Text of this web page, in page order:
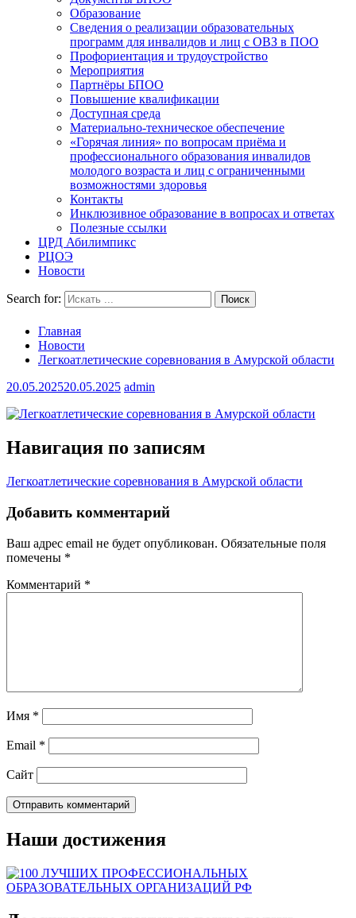
Образование
Сведения о реализации образовательных
программ для инвалидов и лиц с ОВЗ в ПОО
Профориентация и трудоустройство
Мероприятия
Партнёры БПОО
Повышение квалификации
Доступная среда
Материально-техническое обеспечение
«Горячая линия» по вопросам приёма и
профессионального образования инвалидов
молодого возраста и лиц с ограниченными
возможностями здоровья
Контакты
Инклюзивное образование в вопросах и ответах
Полезные ссылки
ЦРД Абилимпикс
РЦОЭ
Новости
Search for:
Главная
Новости
Легкоатлетические соревнования в Амурской области
20.05.202520.05.2025 admin
Навигация по записям
Легкоатлетические соревнования в Амурской области
Добавить комментарий
Ваш адрес email не будет опубликован. Обязательные поля
помечены *
Комментарий *
Имя *
Email *
Сайт
Наши достижения